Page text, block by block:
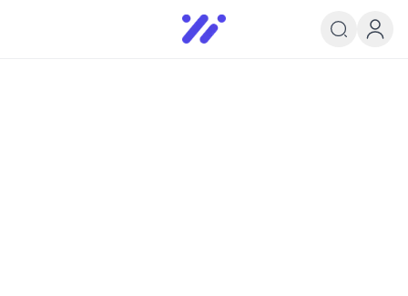
Infoedu
Ta&#039;lim xabarlari va